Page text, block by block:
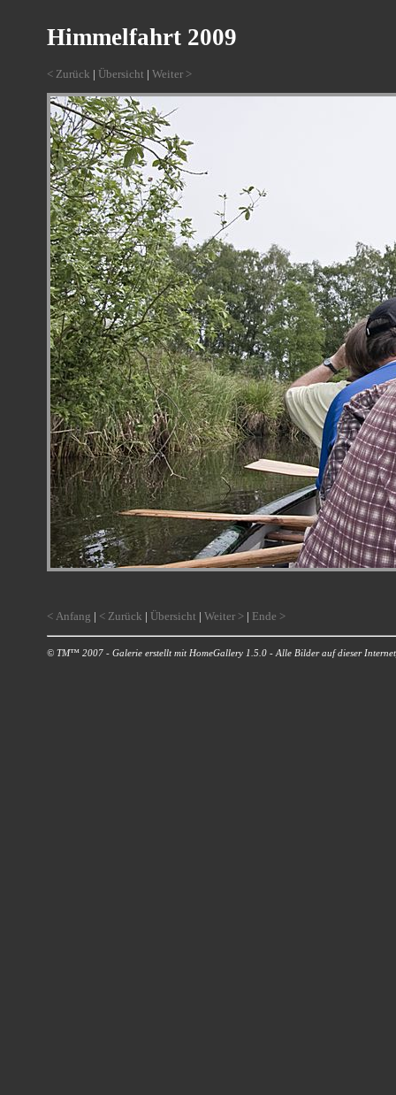
Himmelfahrt 2009
< Zurück | Übersicht |Weiter >
< Anfang | < Zurück | Übersicht |Weiter > | Ende >
© TM™ 2007 - Galerie erstellt mit HomeGallery 1.5.0 - Alle Bilder auf dieser